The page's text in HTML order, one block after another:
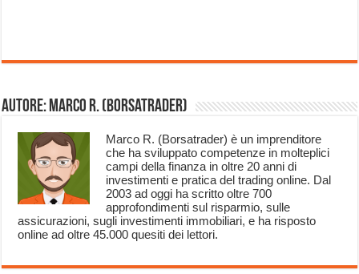
Autore: Marco R. (Borsatrader)
Marco R. (Borsatrader) è un imprenditore
che ha sviluppato competenze in molteplici
campi della finanza in oltre 20 anni di
investimenti e pratica del trading online. Dal
2003 ad oggi ha scritto oltre 700
approfondimenti sul risparmio, sulle
assicurazioni, sugli investimenti immobiliari, e ha risposto
online ad oltre 45.000 quesiti dei lettori.